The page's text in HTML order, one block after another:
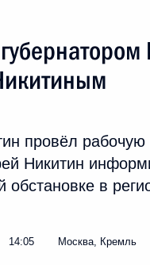
провёл рабочую
Никитин
обстановке в
14:05 Москва, Кремль